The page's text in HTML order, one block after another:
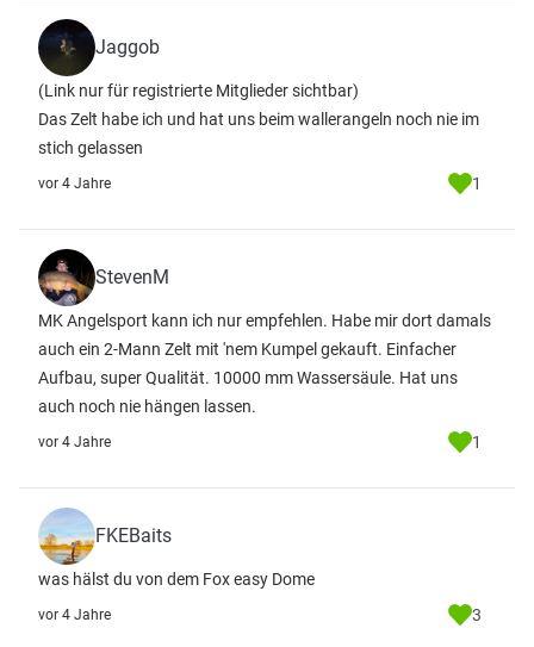
Jaggob
(Link nur für registrierte Mitglieder sichtbar)
Das Zelt habe ich und hat uns beim wallerangeln noch nie im
stich gelassen
vor 4 Jahre 1
StevenM
MK Angelsport kann ich nur empfehlen. Habe mir dort damals
auch ein 2-Mann Zelt mit 'nem Kumpel gekauft. Einfacher
Aufbau, super Qualität. 10000 mm Wassersäule. Hat uns
auch noch nie hängen lassen.
vor 4 Jahre 1
FKEBaits
was hälst du von dem Fox easy Dome
vor 4 Jahre 3